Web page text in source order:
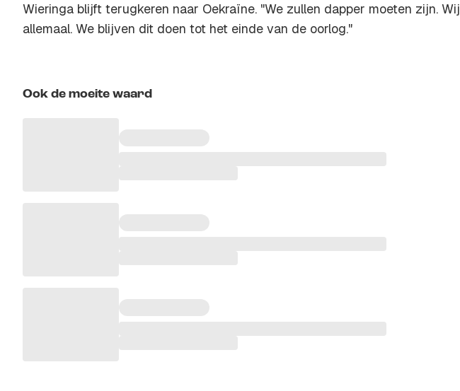
Wieringa blijft terugkeren naar Oekraïne. "We zullen dapper moeten zijn. Wij
allemaal. We blijven dit doen tot het einde van de oorlog."
Ook de moeite waard